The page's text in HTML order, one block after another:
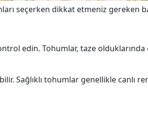
seçerken dikkat etmeniz gereken
edin. Tohumlar, taze olduklarında
Sağlıklı tohumlar genellikle canlı